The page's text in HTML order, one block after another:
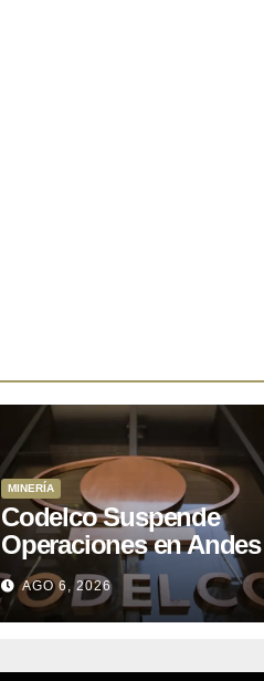
MINERÍA
Codelco Suspende
Operaciones en Andes
Norte por Actividad
Sísmica Anómala en El
Teniente
AGO 6, 2026